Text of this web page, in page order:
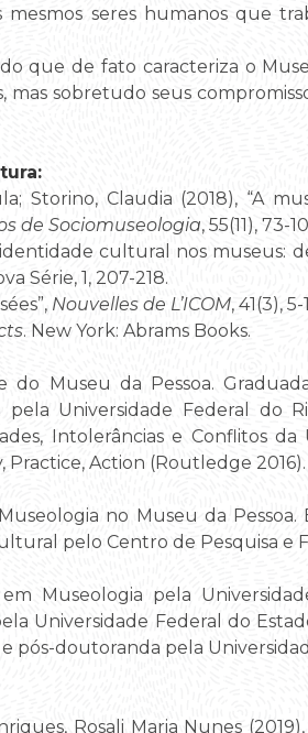
seres humanos que
que de fato caracteriza o
mas sobretudo seus
Storino, Claudia (2018), “A
de Sociomuseologia, 55(11), 73-
identidade cultural nos museus:
Série, 1, 207-218.
Nouvelles de L’ICOM, 41(3), 5-
. New York: Abrams Books.
Museu da Pessoa.
pela Universidade Federal do
Intolerâncias e Conflitos
Action (Routledge 2016).
no Museu da Pessoa.
pelo Centro de Pesquisa e
Museologia pela
Universidade Federal do
pós-doutoranda pela
Rosali Maria Nunes